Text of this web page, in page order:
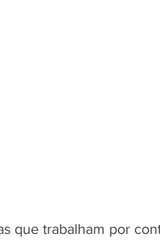
que trabalham por